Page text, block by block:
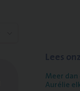
Meer dan
Aurélie